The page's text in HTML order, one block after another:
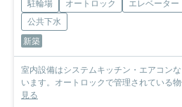
駐輪場 オートロック エレベーター
公共下水
新築
室内設備はシステムキッチン・エアコン
います。オートロックで管理されている
見る